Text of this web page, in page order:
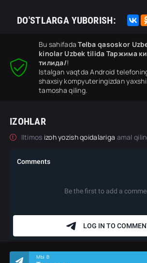
DO'STLARGA YUBORISH:
Bu sahifadaTelba qasoskor
kinolar Uzbek tilida Таржима
тилида/!
Istalgan vaqtda Android
shaxsiy kompyuteringizdan
tamosha qiling.
IZOHLAR
Iltimos izoh yozish qoidalariga amal
МЫ В